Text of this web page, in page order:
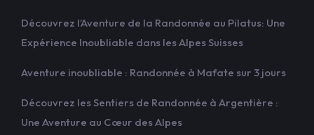
Découvrez l’Aventure de la Randonnée au Pilatus: Une
Expérience Inoubliable dans les Alpes Suisses
Aventure inoubliable : Randonnée à Mafate sur 3 jours
Découvrez les Sentiers de Randonnée à Argentière :
Une Aventure au Cœur des Alpes